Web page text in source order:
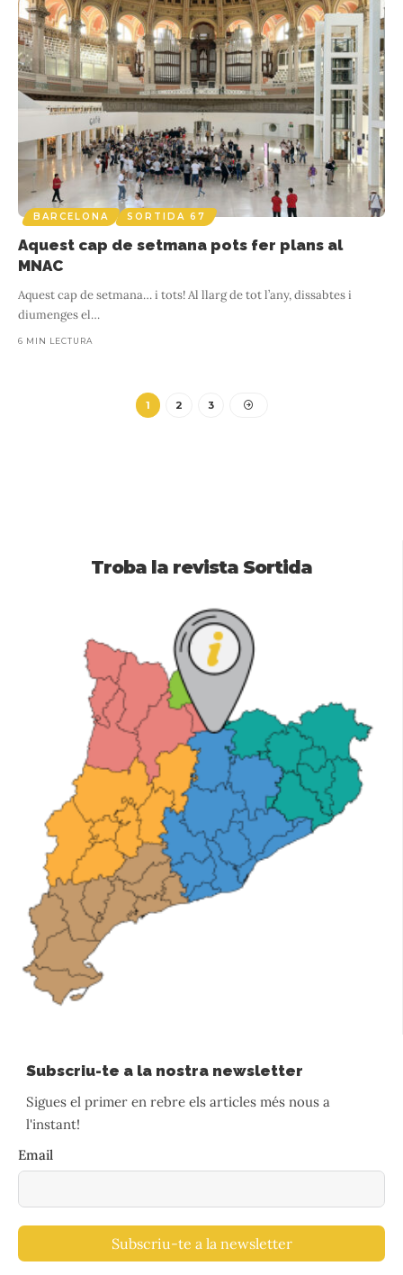
BARCELONA SORTIDA 67
Aquest cap de setmana pots fer plans al
MNAC
Aquest cap de setmana… i tots! Al llarg de tot l’any, dissabtes i
diumenges el…
6 MIN LECTURA
1 2 3
Troba la revista Sortida
Subscriu-te a la nostra newsletter
Sigues el primer en rebre els articles més nous a
l'instant!
Email
Subscriu-te a la newsletter